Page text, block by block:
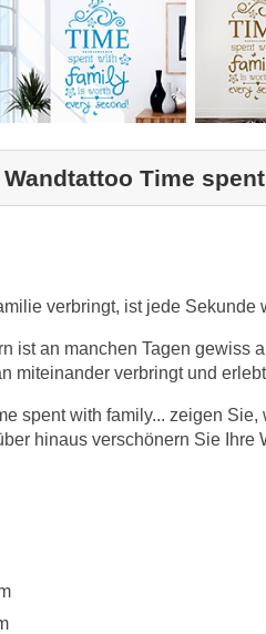
Time
verbringt, ist jede Sekunde
ist an manchen Tagen gewiss
miteinander verbringt und
spent with family... zeigen
hinaus verschönern Sie Ihre